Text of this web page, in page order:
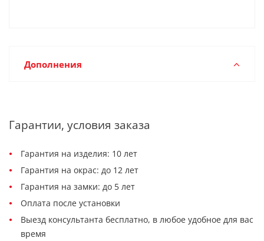
Дополнения
Гарантии, условия заказа
Гарантия на изделия: 10 лет
Гарантия на окрас: до 12 лет
Гарантия на замки: до 5 лет
Оплата после установки
Выезд консультанта бесплатно, в любое удобное для вас
время